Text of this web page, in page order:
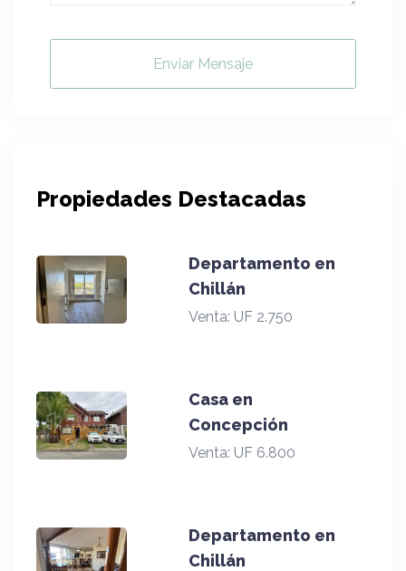
Enviar Mensaje
Propiedades Destacadas
Departamento en
Chillán
Venta: UF 2.750
Casa en
Concepción
Venta: UF 6.800
Departamento en
Chillán